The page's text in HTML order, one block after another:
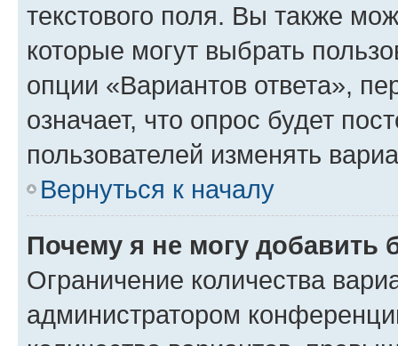
текстового поля. Вы также
которые могут выбрать
опции «Вариантов ответа»,
означает, что опрос будет
пользователей изменять
Вернуться к началу
Почему я не могу добавить
Ограничение количества
администратором